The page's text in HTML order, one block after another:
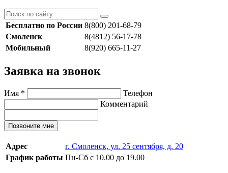
Бесплатно по России 8(800) 201-68-79
Смоленск
8(4812) 56-17-78
Мобильный
8(920) 665-11-27
Заявка на звонок
Имя *
Телефон
Комментарий
Позвоните мне
Адрес
г. Смоленск, ул. 25 сентября, д. 20
График работы Пн-Сб с 10.00 до 19.00